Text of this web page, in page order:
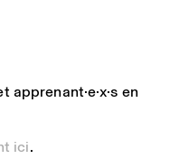
apprenant·e·x·s en
ici.